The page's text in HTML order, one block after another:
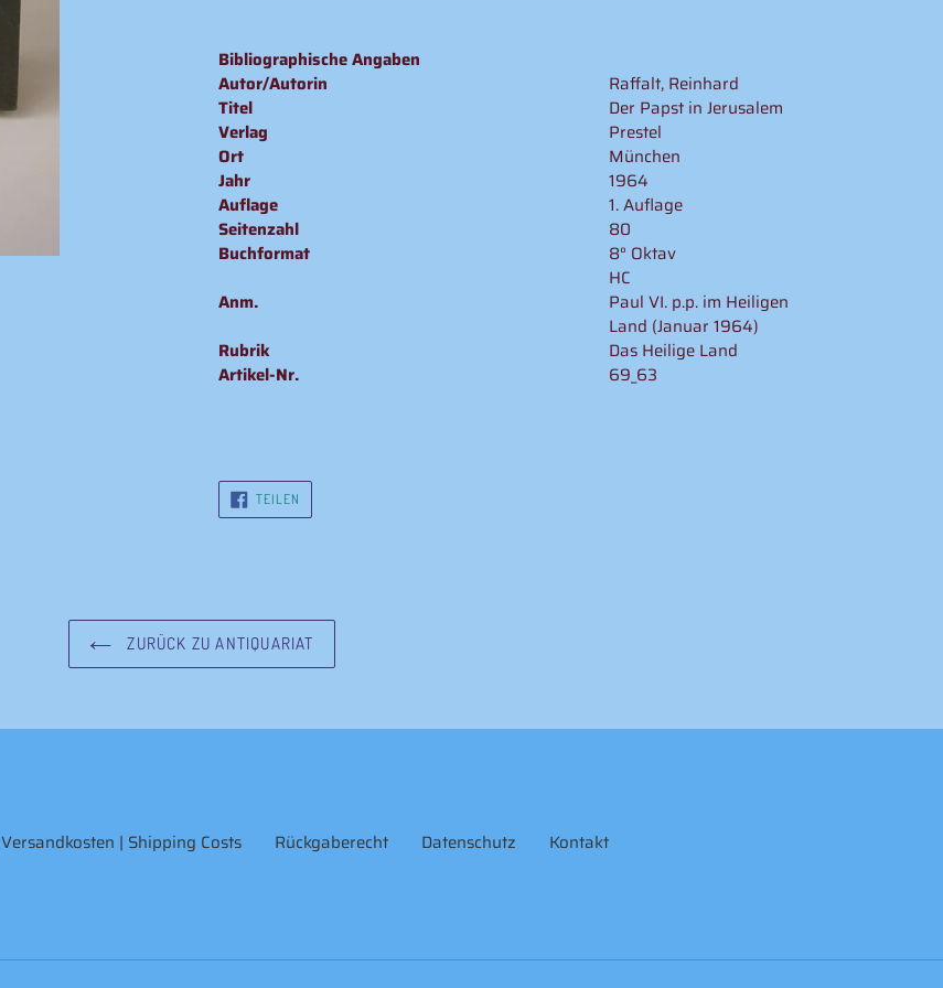
wird
zum
Warenkorb
hinzugefügt
Bibliographische Angaben
Autor/Autorin
Raffalt, Reinhard
Titel
Der Papst in Jerusalem
Verlag
Prestel
Ort
München
Jahr
1964
Auflage
1. Auflage
Seitenzahl
80
Buchformat
8° Oktav
HC
Anm.
Paul VI. p.p. im Heiligen
Land (Januar 1964)
Rubrik
Das Heilige Land
Artikel-Nr.
69_63
TEILEN
TEILEN
ZURÜCK ZU ANTIQUARIAT
Versandkosten | Shipping Costs Rückgaberecht Datenschutz Kontakt